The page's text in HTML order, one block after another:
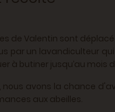
de Valentin sont
par un lavandiculteur
à butiner jusqu’au mois
nous avons la chance
aux abeilles.